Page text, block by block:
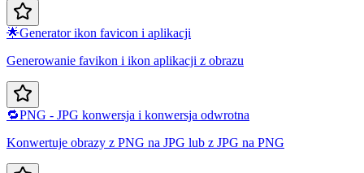
🌟Generator ikon favicon i aplikacji
Generowanie favikon i ikon aplikacji z obrazu
🔁PNG - JPG konwersja i konwersja odwrotna
Konwertuje obrazy z PNG na JPG lub z JPG na PNG